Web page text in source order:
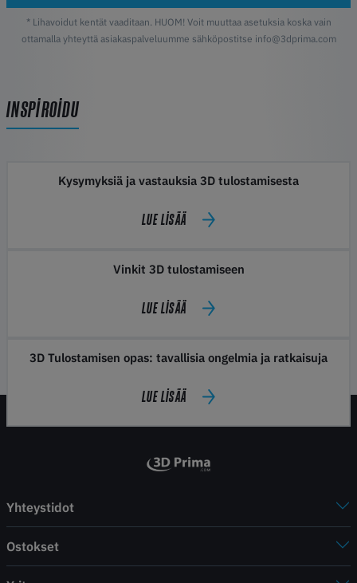
* Lihavoidut kentät vaaditaan. HUOM! Voit muuttaa asetuksia koska vain
ottamalla yhteyttä asiakaspalveluumme sähköpostitse info@3dprima.com
INSPIROIDU
Kysymyksiä ja vastauksia 3D tulostamisesta
LUE LISÄÄ
Vinkit 3D tulostamiseen
LUE LISÄÄ
3D Tulostamisen opas: tavallisia ongelmia ja ratkaisuja
LUE LISÄÄ
Yhteystidot
Ostokset